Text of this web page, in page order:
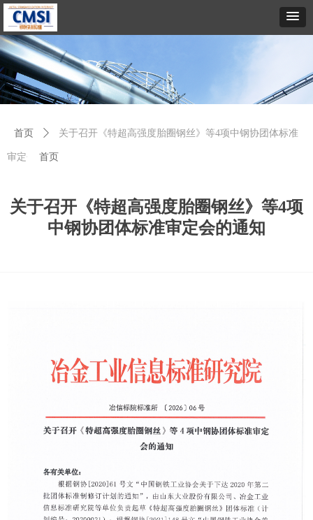
关于召开《特超高强度胎圈钢丝》等4项
中钢协团体标准审定会的通知
首页 ꄲ 关于召开《特超高强度胎圈钢丝》等4项中钢协团体标准
审定会的通知
首页